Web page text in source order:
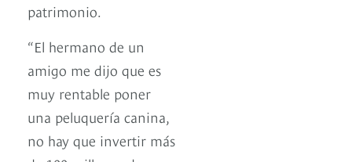
patrimonio.
“El hermano de un
amigo me dijo que es
muy rentable poner
una peluquería canina,
no hay que invertir más